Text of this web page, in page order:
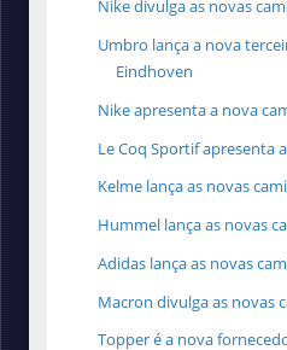
Nike divulga as novas
Umbro lança a nova
Eindhoven
Nike apresenta a nova
Le Coq Sportif apresenta
Kelme lança as novas
Hummel lança as novas
Adidas lança as novas
Macron divulga as novas
Topper é a nova